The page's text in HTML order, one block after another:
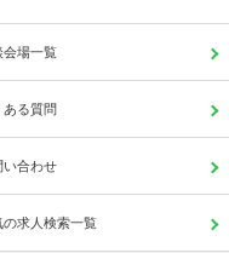
会場一覧
ある質問
い合わせ
の求人検索一覧